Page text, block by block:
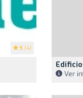
5 (4)
Ver